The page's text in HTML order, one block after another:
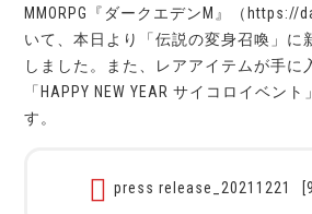
MMORPG『ダークエデンM』（https://
いて、本日より「伝説の変身召喚」に
しました。また、レアアイテムが手に
「HAPPY NEW YEAR サイコロイベン
す。
press release_20211221